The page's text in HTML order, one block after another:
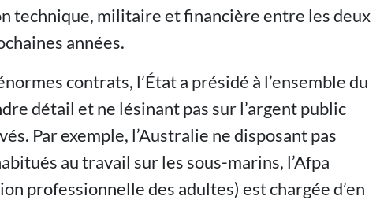
technique, militaire et financière entre les deux
années.
contrats, l’État a présidé à l’ensemble du
détail et ne lésinant pas sur l’argent public
Par exemple, l’Australie ne disposant pas
au travail sur les sous-marins, l’Afpa
professionnelle des adultes) est chargée d’en